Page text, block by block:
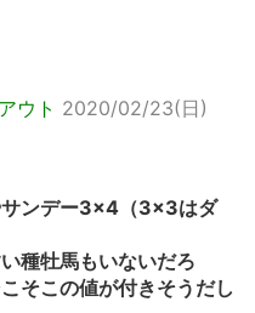
ウト 2020/02/23(日)
サンデー3×4（3×3はダ
種牡馬もいないだろ
そこの値が付きそうだし